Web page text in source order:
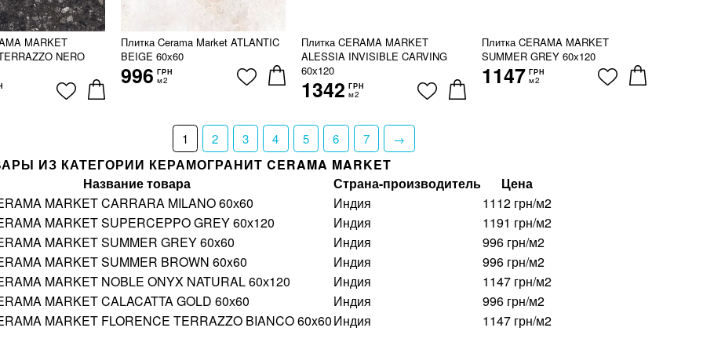
MARKET
NERO
Плитка Cerama Market ATLANTIC
BEIGE 60х60
996 ГРН
м2
Плитка CERAMA MARKET
ALESSIA INVISIBLE CARVING
60х120
1342 ГРН
м2
Плитка CERAMA MARKET
SUMMER GREY 60х120
1147 ГРН
м2
1 2 3 4 5 6 7 →
ИЗ КАТЕГОРИИ КЕРАМОГРАНИТ CERAMA MARKET
Название товара
Страна-производитель
Цена
MARKET CARRARA MILANO 60х60
Индия
1112 грн/м2
MARKET SUPERCEPPO GREY 60х120
Индия
1191 грн/м2
MARKET SUMMER GREY 60x60
Индия
996 грн/м2
MARKET SUMMER BROWN 60x60
Индия
996 грн/м2
MARKET NOBLE ONYX NATURAL 60х120
Индия
1147 грн/м2
MARKET CALACATTA GOLD 60х60
Индия
996 грн/м2
MARKET FLORENCE TERRAZZO BIANCO 60x60Индия 1147 грн/м2